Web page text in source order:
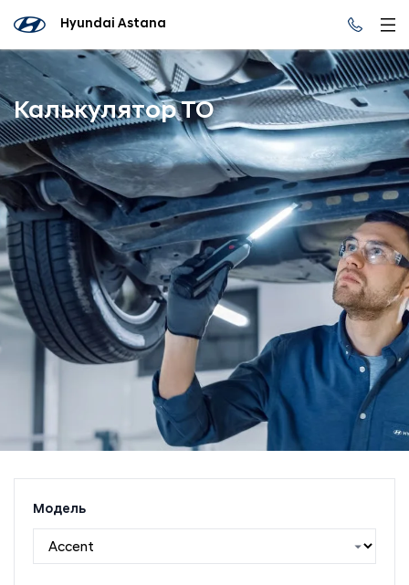
Hyundai Astana
Калькулятор ТО
Модель